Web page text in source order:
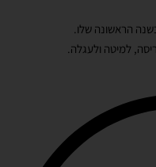
בשנה הראשונה שלו.